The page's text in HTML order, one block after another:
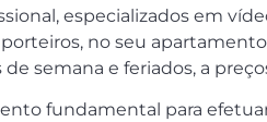
especializados em
no seu
semana e feriados, a
fundamental para efetuar